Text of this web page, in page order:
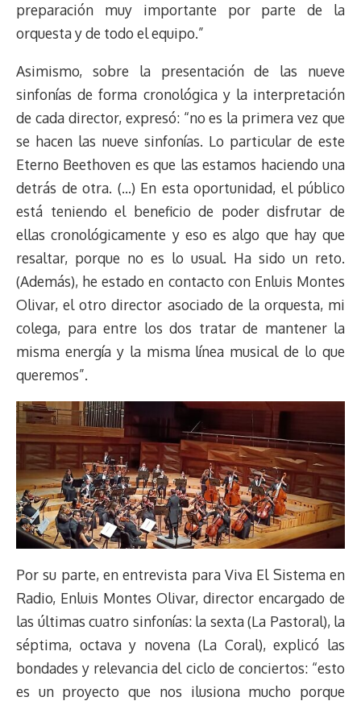
preparación muy importante por parte de la
orquesta y de todo el equipo.”
Asimismo, sobre la presentación de las nueve
sinfonías de forma cronológica y la interpretación
de cada director, expresó: “no es la primera vez que
se hacen las nueve sinfonías. Lo particular de este
Eterno Beethoven es que las estamos haciendo una
detrás de otra. (…) En esta oportunidad, el público
está teniendo el beneficio de poder disfrutar de
ellas cronológicamente y eso es algo que hay que
resaltar, porque no es lo usual. Ha sido un reto.
(Además), he estado en contacto con Enluis Montes
Olivar, el otro director asociado de la orquesta, mi
colega, para entre los dos tratar de mantener la
misma energía y la misma línea musical de lo que
queremos”.
Por su parte, en entrevista para Viva El Sistema en
Radio, Enluis Montes Olivar, director encargado de
las últimas cuatro sinfonías: la sexta (La Pastoral), la
séptima, octava y novena (La Coral), explicó las
bondades y relevancia del ciclo de conciertos: “esto
es un proyecto que nos ilusiona mucho porque